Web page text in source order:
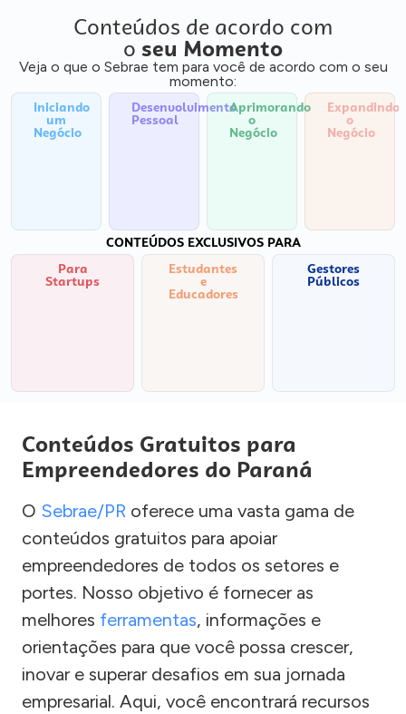
Conteúdos de acordo com
o seu Momento
Veja o que o Sebrae tem para você de acordo com o seu
momento:
Iniciando
um
Negócio
Desenvolvimento
Pessoal
Aprimorando
o
Negócio
Expandindo
o
Negócio
CONTEÚDOS EXCLUSIVOS PARA
Para
Startups
Estudantes
e
Educadores
Gestores
Públicos
Conteúdos Gratuitos para
Empreendedores do Paraná
O Sebrae/PR oferece uma vasta gama de
conteúdos gratuitos para apoiar
empreendedores de todos os setores e
portes. Nosso objetivo é fornecer as
melhores ferramentas, informações e
orientações para que você possa crescer,
inovar e superar desafios em sua jornada
empresarial. Aqui, você encontrará recursos